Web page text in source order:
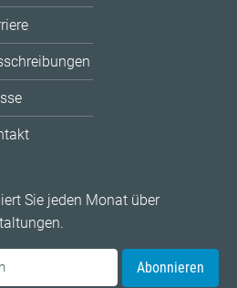
Sie jeden Monat über
Abonnieren